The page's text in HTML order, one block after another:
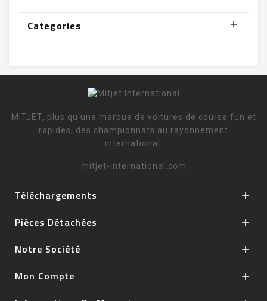
Categories 
MITJET, plus qu'une marque de voitures de course fun et
rapides, des championnats au rayonnement
international.
mitjet-international.com
Téléchargements 
Pièces Détachées 
Notre Société 
Mon Compte 